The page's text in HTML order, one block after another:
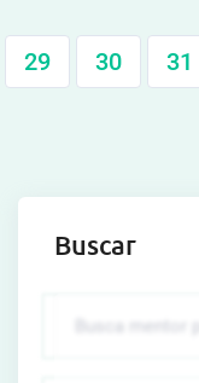
29 30 31
Buscar